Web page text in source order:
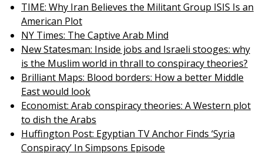
TIME: Why Iran Believes the Militant Group ISIS Is an
American Plot
NY Times: The Captive Arab Mind
New Statesman: Inside jobs and Israeli stooges: why
is the Muslim world in thrall to conspiracy theories?
Brilliant Maps: Blood borders: How a better Middle
East would look
Economist: Arab conspiracy theories: A Western plot
to dish the Arabs
Huffington Post: Egyptian TV Anchor Finds ‘Syria
Conspiracy’ In Simpsons Episode